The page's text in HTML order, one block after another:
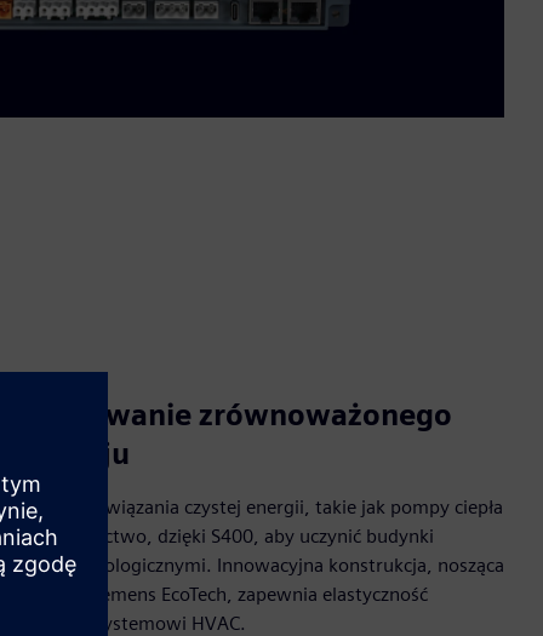
Promowanie zrównoważonego
rozwoju
Promuj rozwiązania czystej energii, takie jak pompy ciepła
i ciepłownictwo, dzięki S400, aby uczynić budynki
bardziej ekologicznymi. Innowacyjna konstrukcja, nosząca
etykietę Siemens EcoTech, zapewnia elastyczność
każdemu systemowi HVAC.